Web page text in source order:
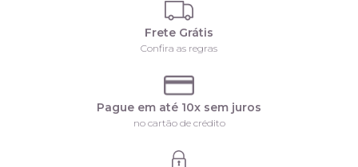
Frete Grátis
Confira as regras
Pague em até 10x sem juros
no cartão de crédito